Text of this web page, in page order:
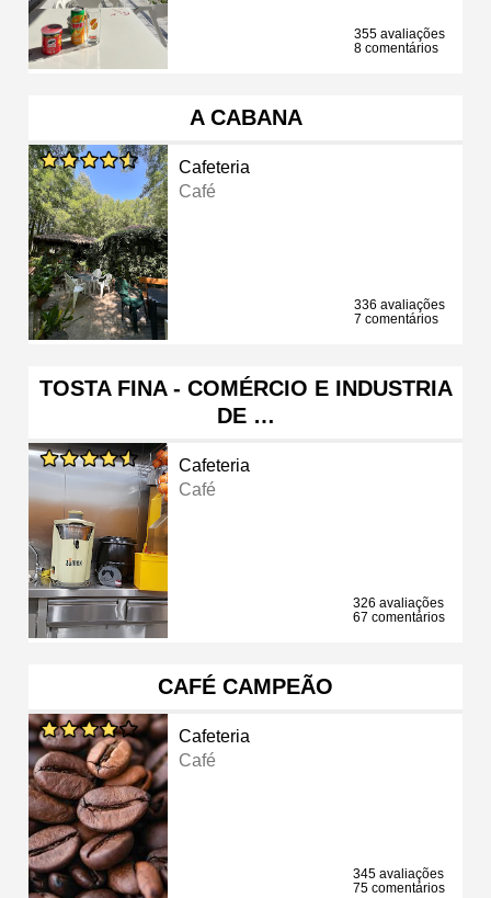
355 avaliações
8 comentários
A CABANA
Cafeteria
Café
336 avaliações
7 comentários
TOSTA FINA - COMÉRCIO E INDUSTRIA
DE …
Cafeteria
Café
326 avaliações
67 comentários
CAFÉ CAMPEÃO
Cafeteria
Café
345 avaliações
75 comentários